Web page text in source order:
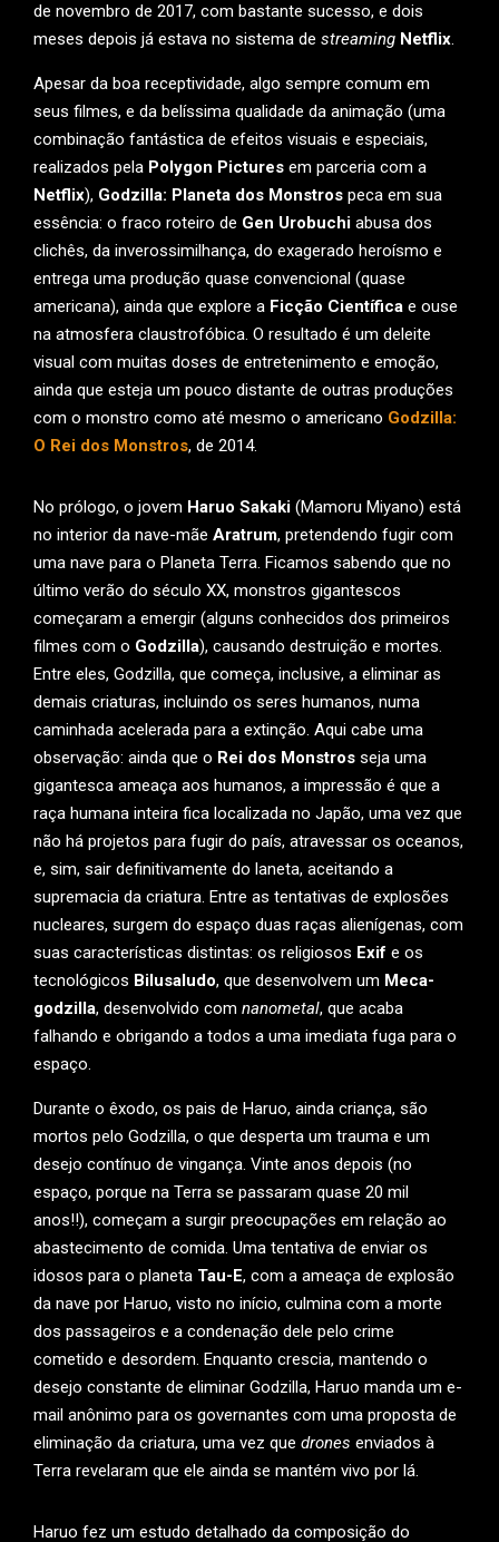
de novembro de 2017, com bastante sucesso, e dois
meses depois já estava no sistema de streaming Netflix.
Apesar da boa receptividade, algo sempre comum em
seus filmes, e da belíssima qualidade da animação (uma
combinação fantástica de efeitos visuais e especiais,
realizados pela Polygon Pictures em parceria com a
Netflix), Godzilla: Planeta dos Monstros peca em sua
essência: o fraco roteiro de Gen Urobuchi abusa dos
clichês, da inverossimilhança, do exagerado heroísmo e
entrega uma produção quase convencional (quase
americana), ainda que explore a Ficção Científica e ouse
na atmosfera claustrofóbica. O resultado é um deleite
visual com muitas doses de entretenimento e emoção,
ainda que esteja um pouco distante de outras produções
com o monstro como até mesmo o americano Godzilla:
O Rei dos Monstros, de 2014.
No prólogo, o jovem Haruo Sakaki (Mamoru Miyano) está
no interior da nave-mãe Aratrum, pretendendo fugir com
uma nave para o Planeta Terra. Ficamos sabendo que no
último verão do século XX, monstros gigantescos
começaram a emergir (alguns conhecidos dos primeiros
filmes com o Godzilla), causando destruição e mortes.
Entre eles, Godzilla, que começa, inclusive, a eliminar as
demais criaturas, incluindo os seres humanos, numa
caminhada acelerada para a extinção. Aqui cabe uma
observação: ainda que o Rei dos Monstros seja uma
gigantesca ameaça aos humanos, a impressão é que a
raça humana inteira fica localizada no Japão, uma vez que
não há projetos para fugir do país, atravessar os oceanos,
e, sim, sair definitivamente do laneta, aceitando a
supremacia da criatura. Entre as tentativas de explosões
nucleares, surgem do espaço duas raças alienígenas, com
suas características distintas: os religiosos Exif e os
tecnológicos Bilusaludo, que desenvolvem um Meca-
godzilla, desenvolvido com nanometal, que acaba
falhando e obrigando a todos a uma imediata fuga para o
espaço.
Durante o êxodo, os pais de Haruo, ainda criança, são
mortos pelo Godzilla, o que desperta um trauma e um
desejo contínuo de vingança. Vinte anos depois (no
espaço, porque na Terra se passaram quase 20 mil
anos!!), começam a surgir preocupações em relação ao
abastecimento de comida. Uma tentativa de enviar os
idosos para o planeta Tau-E, com a ameaça de explosão
da nave por Haruo, visto no início, culmina com a morte
dos passageiros e a condenação dele pelo crime
cometido e desordem. Enquanto crescia, mantendo o
desejo constante de eliminar Godzilla, Haruo manda um e-
mail anônimo para os governantes com uma proposta de
eliminação da criatura, uma vez que drones enviados à
Terra revelaram que ele ainda se mantém vivo por lá.
Haruo fez um estudo detalhado da composição do